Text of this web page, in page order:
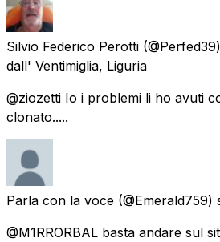
Silvio Federico Perotti
dall' Ventimiglia, Liguria
@ziozetti Io i problemi li ho avuti
clonato.....
Parla con la voce (@Emerald759)
@M1RRORBAL basta andare sul